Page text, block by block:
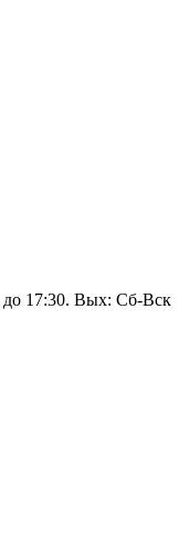
17:30. Вых: Сб‑Вск